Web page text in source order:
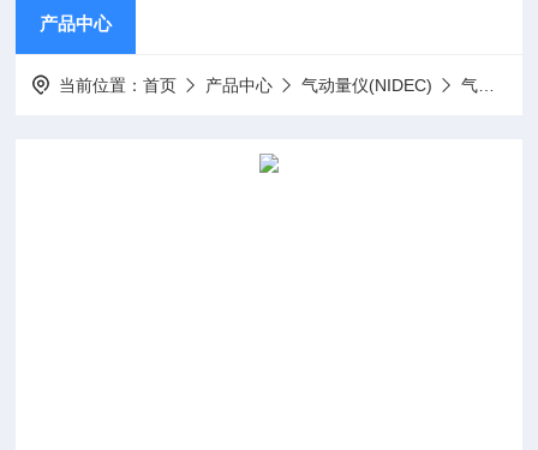
产品中心
当前位置：首页 产品中心 气动量仪(NIDEC) 气动测头&校对规